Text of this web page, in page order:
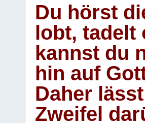
Du hörst
lobt, tadelt
kannst du
hin auf
Daher
Zweifel